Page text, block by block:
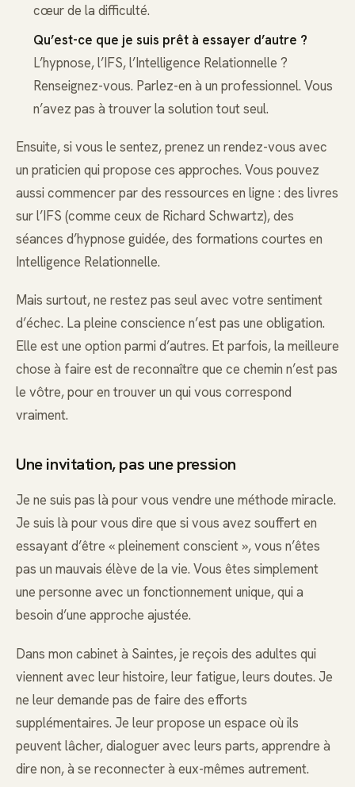
cœur de la difficulté.
Qu’est-ce que je suis prêt à essayer d’autre ?
L’hypnose, l’IFS, l’Intelligence Relationnelle ?
Renseignez-vous. Parlez-en à un professionnel. Vous
n’avez pas à trouver la solution tout seul.
Ensuite, si vous le sentez, prenez un rendez-vous avec
un praticien qui propose ces approches. Vous pouvez
aussi commencer par des ressources en ligne : des livres
sur l’IFS (comme ceux de Richard Schwartz), des
séances d’hypnose guidée, des formations courtes en
Intelligence Relationnelle.
Mais surtout, ne restez pas seul avec votre sentiment
d’échec. La pleine conscience n’est pas une obligation.
Elle est une option parmi d’autres. Et parfois, la meilleure
chose à faire est de reconnaître que ce chemin n’est pas
le vôtre, pour en trouver un qui vous correspond
vraiment.
Une invitation, pas une pression
Je ne suis pas là pour vous vendre une méthode miracle.
Je suis là pour vous dire que si vous avez souffert en
essayant d’être « pleinement conscient », vous n’êtes
pas un mauvais élève de la vie. Vous êtes simplement
une personne avec un fonctionnement unique, qui a
besoin d’une approche ajustée.
Dans mon cabinet à Saintes, je reçois des adultes qui
viennent avec leur histoire, leur fatigue, leurs doutes. Je
ne leur demande pas de faire des efforts
supplémentaires. Je leur propose un espace où ils
peuvent lâcher, dialoguer avec leurs parts, apprendre à
dire non, à se reconnecter à eux-mêmes autrement.